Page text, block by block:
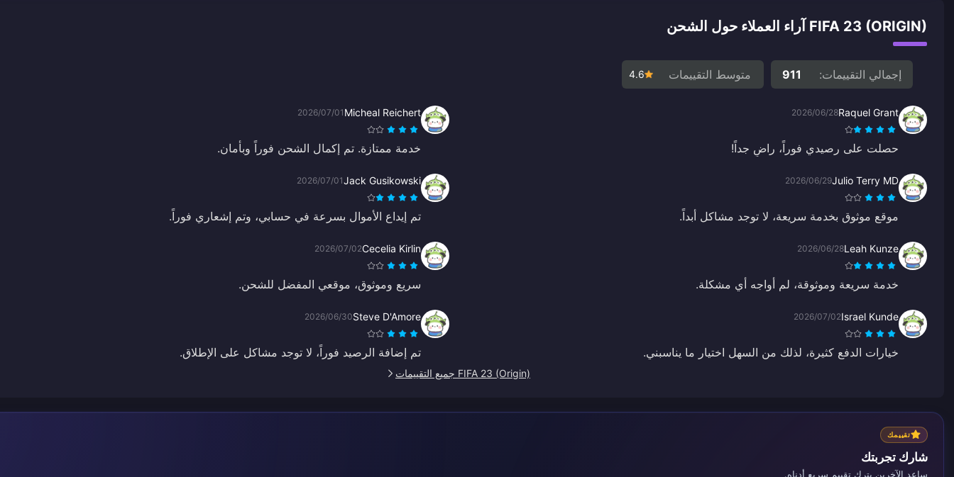
FIFA 23 (ORIGIN) آراء العملاء حول الشحن
إجمالي التقييمات: 911 متوسط التقييمات 4.6
Raquel Grant
2026/06/28
حصلت على رصيدي فوراً، راضٍ جداً!
Micheal Reichert
2026/07/01
خدمة ممتازة. تم إكمال الشحن فوراً وبأمان.
Julio Terry MD
2026/06/29
موقع موثوق بخدمة سريعة، لا توجد مشاكل أبداً.
Jack Gusikowski
2026/07/01
تم إيداع الأموال بسرعة في حسابي، وتم إشعاري فوراً.
Leah Kunze
2026/06/28
خدمة سريعة وموثوقة، لم أواجه أي مشكلة.
Cecelia Kirlin
2026/07/02
سريع وموثوق، موقعي المفضل للشحن.
Israel Kunde
2026/07/02
خيارات الدفع كثيرة، لذلك من السهل اختيار ما يناسبني.
Steve D'Amore
2026/06/30
تم إضافة الرصيد فوراً، لا توجد مشاكل على الإطلاق.
FIFA 23 (Origin) جميع التقييمات
تقييمك
شارك تجربتك
ساعد الآخرين بترك تقييم سريع أدناه.